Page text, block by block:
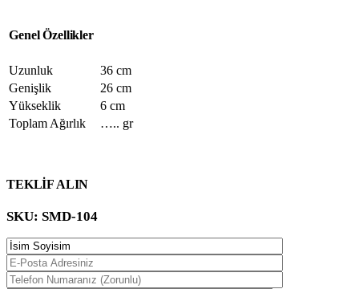
Genel Özellikler
Uzunluk
36 cm
Genişlik
26 cm
Yükseklik
6 cm
Toplam Ağırlık
….. gr
TEKLİF ALIN
SKU: SMD-104